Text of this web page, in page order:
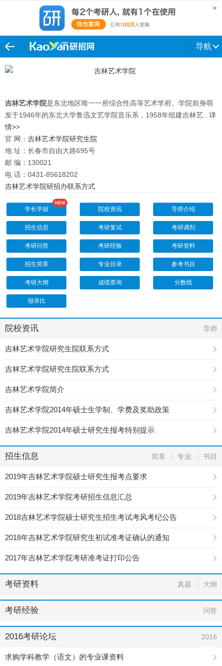
导航
吉林艺术学院是东北地区唯一一所综合性高等艺术学府。学院前身萌
发于1946年的东北大学鲁迅文艺学院音乐系，1958年组建吉林艺... 详
情>>
官 网： 吉林艺术学院研究生院
地 址：长春市自由大路695号
邮 编：130021
电 话：0431-85618202
吉林艺术学院研招办联系方式
学长学姐 院校资讯 导师介绍
招生信息 考研复试 考研调剂
考研问答 考研经验 考研资料
招生简章 专业目录 参考书目
考研大纲 成绩查询 分数线
报录比
院校资讯 导师
吉林艺术学院研究生院联系方式
吉林艺术学院研究生院联系方式
吉林艺术学院简介
吉林艺术学院2014年硕士生学制、学费及奖助政策
吉林艺术学院2014年硕士研究生报考特别提示
招生信息 简章 专业 书目
2019年吉林艺术学院硕士研究生报考点要求
2019年吉林艺术学院考研招生信息汇总
2018吉林艺术学院硕士研究生招生考试考风考纪公告
2018年吉林艺术学院研究生初试准考证确认的通知
2017年吉林艺术学院考研准考证打印公告
考研资料 真题 大纲
考研经验 问答
2016考研论坛 2016
求购学科教学（语文）的专业课资料